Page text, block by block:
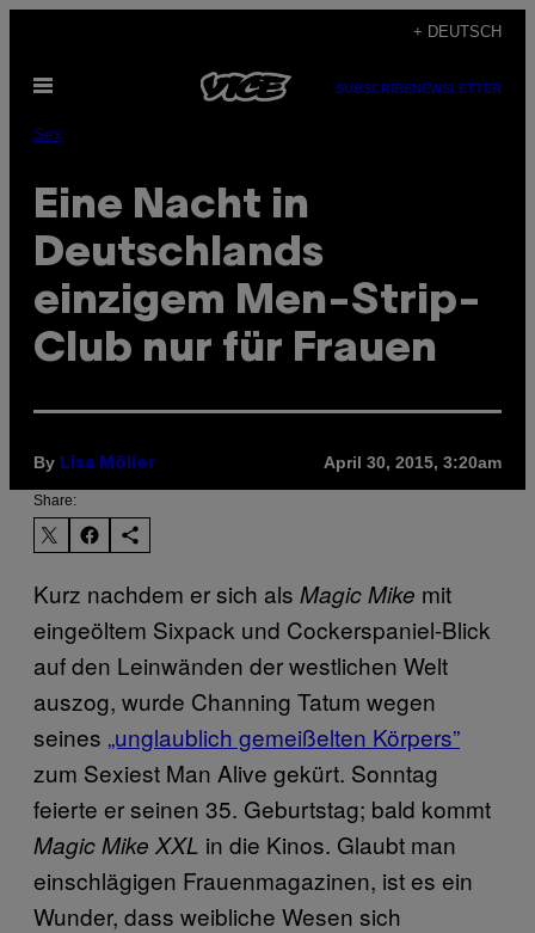
content
+ DEUTSCH
Open
SUBSCRIBENEWSLETTER
Sex
Eine Nacht in
Deutschlands
einzigem Men-Strip-
Club nur für Frauen
By Lisa Möller April 30, 2015, 3:20am
Share:
Kurz nachdem er sich als Magic Mike mit
eingeöltem Sixpack und Cockerspaniel-Blick
auf den Leinwänden der westlichen Welt
auszog, wurde Channing Tatum wegen
seines „unglaublich gemeißelten Körpers”
zum Sexiest Man Alive gekürt. Sonntag
feierte er seinen 35. Geburtstag; bald kommt
Magic Mike XXL in die Kinos. Glaubt man
einschlägigen Frauenmagazinen, ist es ein
Wunder, dass weibliche Wesen sich